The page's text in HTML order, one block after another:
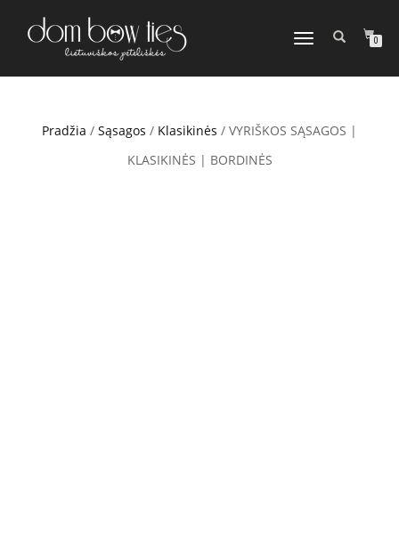
TOGGLE
0
Pradžia / Sąsagos / Klasikinės / VYRIŠKOS SĄSAGOS |
KLASIKINĖS | BORDINĖS